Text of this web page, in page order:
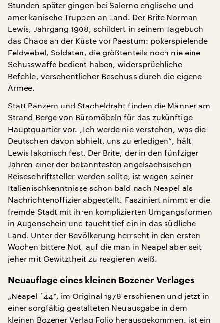
Stunden später gingen bei Salerno englische und
amerikanische Truppen an Land. Der Brite Norman
Lewis, Jahrgang 1908, schildert in seinem Tagebuch
das Chaos an der Küste vor Paestum: pokerspielende
Feldwebel, Soldaten, die größtenteils noch nie eine
Schusswaffe bedient haben, widersprüchliche
Befehle, versehentlicher Beschuss durch die eigene
Armee.
Statt Panzern und Stacheldraht finden die Männer am
Strand Berge von Büromöbeln für das zukünftige
Hauptquartier vor. „Ich werde nie verstehen, was die
Deutschen davon abhielt, uns zu erledigen“, hält
Lewis lakonisch fest. Der Brite, der in den fünfziger
Jahren einer der bekanntesten angelsächsischen
Reiseschriftsteller werden sollte, ist wegen seiner
Italienischkenntnisse schon bald nach Neapel als
Nachrichtenoffizier abgestellt. Fasziniert nimmt er die
fremde Stadt mit ihren komplizierten Umgangsformen
in Augenschein und taucht tief ein in das südliche
Land. Unter der Bevölkerung herrscht in den ersten
Wochen bittere Not, auf die man in Neapel aber seit
jeher mit Gewitztheit zu reagieren weiß.
Neuauflage eines kleinen Bozener Verlages
„Neapel ´44“, im Original 1978 erschienen und jetzt in
einer sorgfältig gestalteten Neuausgabe in dem
kleinen Bozener Verlag Folio herausgekommen, ist ein